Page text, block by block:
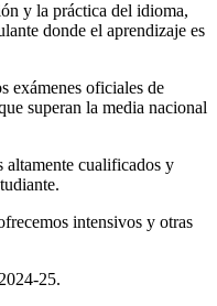
y la práctica del idioma,
donde el aprendizaje es
exámenes oficiales de
superan la media nacional
altamente cualificados y
intensivos y otras
25.